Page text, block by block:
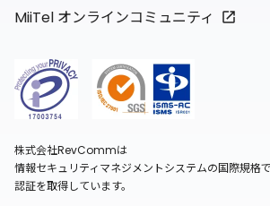
MiiTel オンラインコミュニティ
株式会社RevCommは
情報セキュリティマネジメントシステムの国際規格
認証を取得しています。